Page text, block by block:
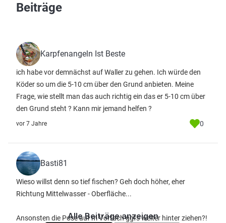
Beiträge
Karpfenangeln Ist Beste
ich habe vor demnächst auf Waller zu gehen. Ich würde den
Köder so um die 5-10 cm über den Grund anbieten. Meine
Frage, wie stellt man das auch richtig ein das er 5-10 cm über
den Grund steht ? Kann mir jemand helfen ?
vor 7 Jahre 0
Basti81
Wieso willst denn so tief fischen? Geh doch höher, eher
Richtung Mittelwasser - Oberfläche...
Ansonsten die Pose auf m Vorfach ggfs weiter hinter ziehen?!
Alle Beiträge anzeigen